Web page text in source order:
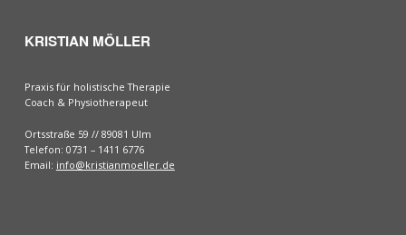
KRISTIAN MÖLLER
Praxis für holistische Therapie
Coach & Physiotherapeut
Ortsstraße 59 // 89081 Ulm
Telefon: 0731 – 1411 6776
Email: info@kristianmoeller.de